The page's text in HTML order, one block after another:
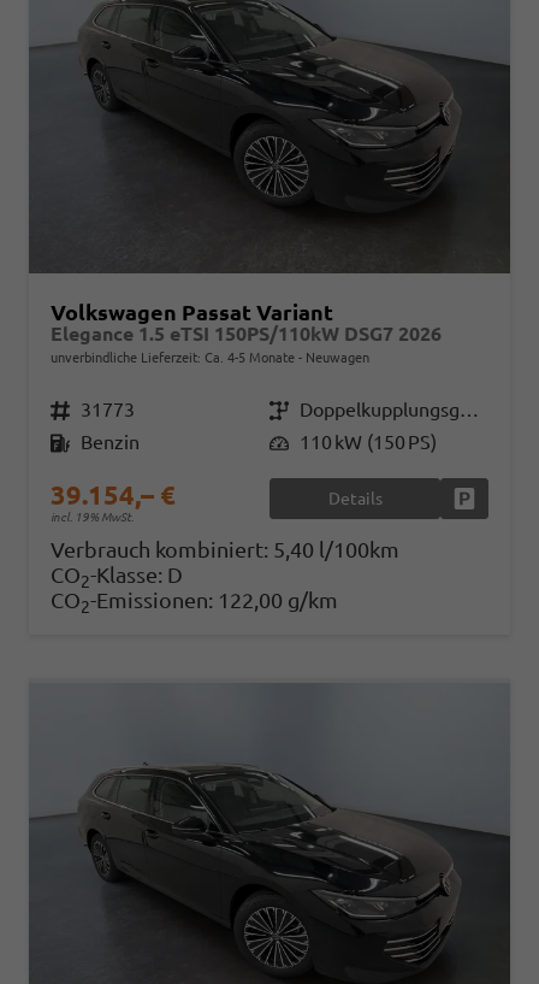
Volkswagen Passat Variant
Elegance 1.5 eTSI 150PS/110kW DSG7 2026
unverbindliche Lieferzeit: Ca. 4-5 Monate Neuwagen
Fahrzeugnr. 31773 Getriebe
Doppelkupplungsgetriebe (DSG)
Kraftstoff Benzin Leistung 110 kW (150 PS)
39.154,– €
incl. 19% MwSt.
Details
Verbrauch kombiniert: 5,40 l/100km
CO2-Klasse: D
CO2-Emissionen: 122,00 g/km